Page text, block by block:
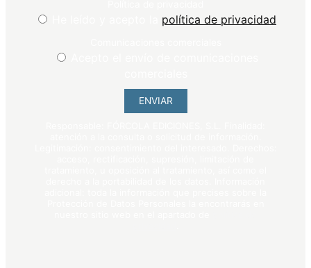
política de privacidad
ENVIAR